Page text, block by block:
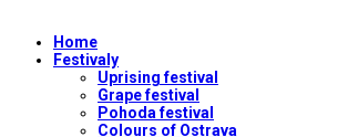
Home
Festivaly
Uprising festival
Grape festival
Pohoda festival
Colours of Ostrava